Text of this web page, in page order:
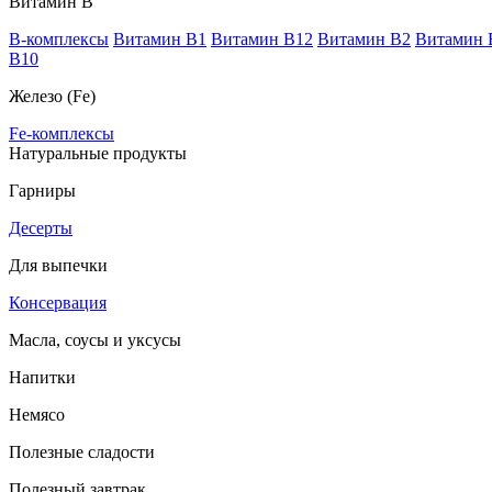
B-комплексы Витамин B1 Витамин B12 Витамин B2 Витамин
В10
Железо (Fe)
Fe-комплексы
Натуральные продукты
Гарниры
Десерты
Для выпечки
Консервация
Масла, соусы и уксусы
Напитки
Немясо
Полезные сладости